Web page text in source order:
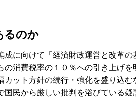
るのか
に向けて「経済財政運営と改革の
の消費税率の１０％への引き上げ
カット方針の続行・強化を盛り込
国民から厳しい批判を浴びている